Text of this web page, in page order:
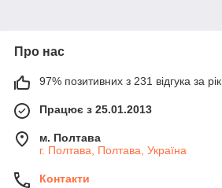
Про нас
97% позитивних з 231 відгука за рік
Працює з 25.01.2013
м. Полтава
г. Полтава, Полтава, Україна
Контакти